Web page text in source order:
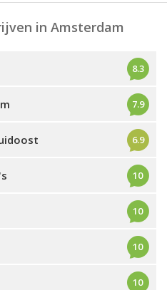
in Amsterdam
8.3
7.9
6.9
10
10
10
10